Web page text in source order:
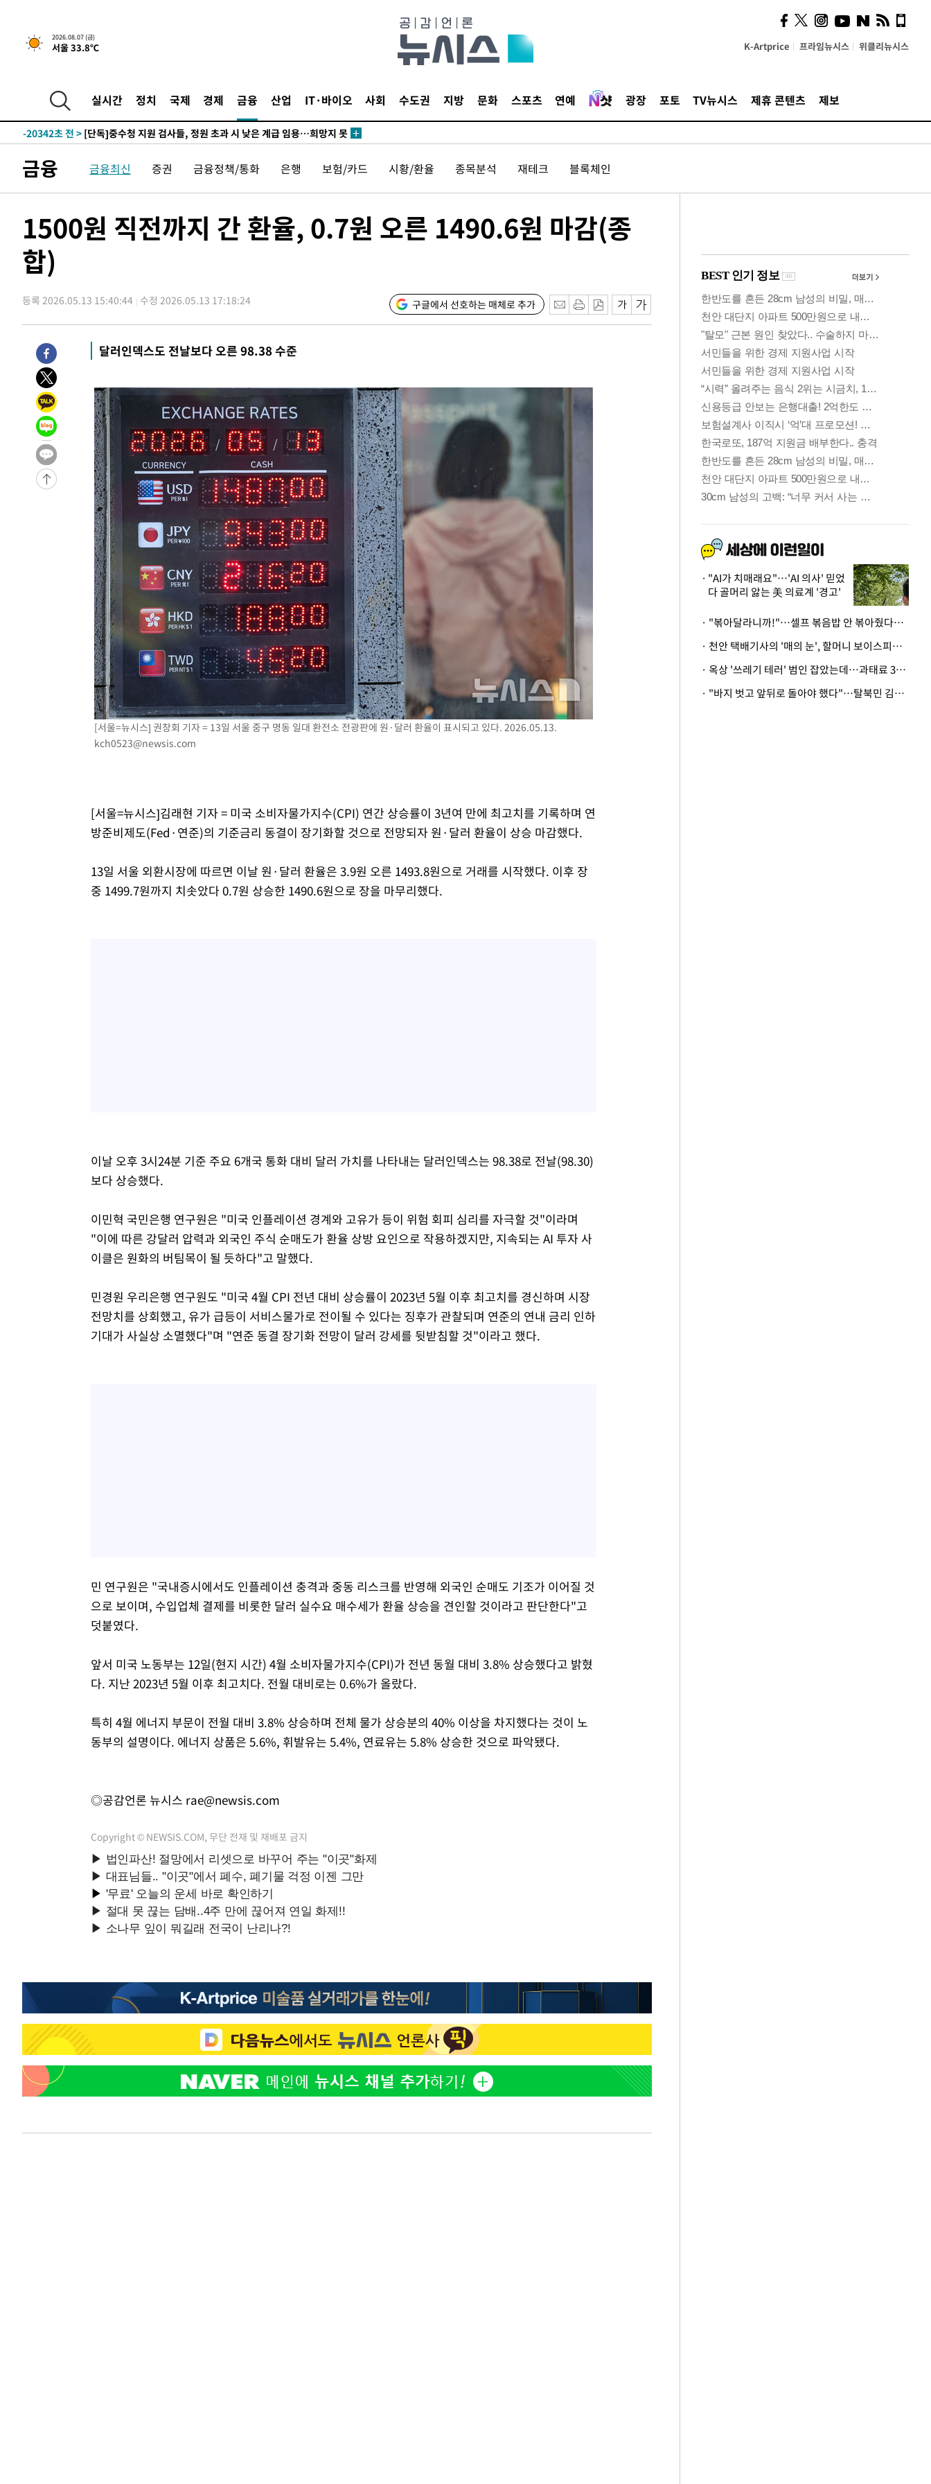
2026.08.07 (금)
서울 33.8℃ K-Artprice 프라임뉴시스 위클리뉴시스
실시간 정치 국제 경제 금융 산업 IT·바이오 사회 수도권 지방 문화 스포츠 연예 광장 포토 TV뉴시스 제휴 콘텐츠 제보
-29762초 전 >[속보]이 대통령 "부동산 공급 기존 사고방식 매달리지 말고 과감히
실천"
-28847초 전 >이란, "오만과 '중앙 단일 루트' 합의…북쪽 인바운드·남쪽 아웃바
-20379초 전 >
[속보]이 대통령, '호우피해' 안동·의성 관할 4개 면 특별재난지역
-20342초 전 >
갈 수도
-18313초 전 > 낮 최고 37도 찜통더위…곳곳 소나기·강원 많은 비[내일날씨]
응"
-13475초 전 > 여자배구 이재영·이다영 자매, 아제르바이잔 투란VC 입단
-12728초 전 >외국인 심판 성 접대 7경기 들여다보니…한국 축구 '5승 2무'
-12415초 전 >[속보]코스피, 6200선 약보합…0.60% 내린 6258.77에 마쳐
-12395초 전 >
-12284초 전 >
-8247초 전 >외신들도 주목한 韓축구 파문…"국민적 공분에 수사 재개"
-8218초 전 >11시간 압수수색에 성접대 파문까지…'쑥대밭' 된 축구협회
-7240초 전 >
[속보]규제합리화위원회 부위원장에 김태유 서울대 공대 교수…이병
태 후임
-3598초 전 >
17분 전 >
[속보] 7월 중국 수출 23.9%↑ 수입 27.5%↑…무역총액 25.3%↑
1시간 전 >
[속보]'채상병 순직 책임' 임성근, 항소심도 징역 3년
-29762초 전 >
[속보]이 대통령 "부동산 공급 기존 사고방식 매달리지 말고 과감히
실천"
-28847초 전 >
이란, "오만과 '중앙 단일 루트' 합의…북쪽 인바운드·남쪽 아웃바
운드는 임시"
-20415초 전 >
"낮 기온 소폭 하락"…수도권 폭염중대경보, 폭염경보로 하향
-20379초 전 >
[속보]이 대통령, '호우피해' 안동·의성 관할 4개 면 특별재난지역
[단독]중수청 지원 검사들, 정원 초과 시 낮은 계급 임용…희망지 못
낮 최고 37도 찜통더위…곳곳 소나기·강원 많은 비[내일날씨]
SK하이닉스, 용인·청주 팹에 54조 투자…"AI 메모리 수요 선제 대
여자배구 이재영·이다영 자매, 아제르바이잔 투란VC 입단
외국인 심판 성 접대 7경기 들여다보니…한국 축구 '5승 2무'
[속보]코스닥, 2.86포인트(0.36%) 내린 798.81마감
[속보]코스피, 6200선 약보합…0.60% 내린 6258.77에 마쳐
[속보]원·달러 환율, 7.7원 내린 1416.1원 마감
[속보] 노원서 40.1도 관측…서울, 2018년 이후 첫 40도
[속보]종합특검, '계엄 수용공간 확보' 신용해 前교정본부장 기소
외신들도 주목한 韓축구 파문…"국민적 공분에 수사 재개"
11시간 압수수색에 성접대 파문까지…'쑥대밭' 된 축구협회
[속보]규제합리화위원회 부위원장에 김태유 서울대 공대 교수…이병
금융 금융최신 증권 금융정책/통화 은행 보험/카드 시황/환율 종목분석 재테크 블록체인
1500원 직전까지 간 환율, 0.7원 오른 1490.6원 마감(종
합)
등록 2026.05.13 15:40:44 수정 2026.05.13 17:18:24 구글에서 선호하는 매체로 추가
달러인덱스도 전날보다 오른 98.38 수준
[서울=뉴시스] 권창회 기자 = 13일 서울 중구 명동 일대 환전소 전광판에 원·달러 환율이 표시되고 있다. 2026.05.13.
kch0523@newsis.com
[서울=뉴시스]김래현 기자 = 미국 소비자물가지수(CPI) 연간 상승률이 3년여 만에 최고치를 기록하며 연
방준비제도(Fed·연준)의 기준금리 동결이 장기화할 것으로 전망되자 원·달러 환율이 상승 마감했다.
13일 서울 외환시장에 따르면 이날 원·달러 환율은 3.9원 오른 1493.8원으로 거래를 시작했다. 이후 장
중 1499.7원까지 치솟았다 0.7원 상승한 1490.6원으로 장을 마무리했다.
이날 오후 3시24분 기준 주요 6개국 통화 대비 달러 가치를 나타내는 달러인덱스는 98.38로 전날(98.30)
보다 상승했다.
이민혁 국민은행 연구원은 "미국 인플레이션 경계와 고유가 등이 위험 회피 심리를 자극할 것"이라며
"이에 따른 강달러 압력과 외국인 주식 순매도가 환율 상방 요인으로 작용하겠지만, 지속되는 AI 투자 사
이클은 원화의 버팀목이 될 듯하다"고 말했다.
민경원 우리은행 연구원도 "미국 4월 CPI 전년 대비 상승률이 2023년 5월 이후 최고치를 경신하며 시장
전망치를 상회했고, 유가 급등이 서비스물가로 전이될 수 있다는 징후가 관찰되며 연준의 연내 금리 인하
기대가 사실상 소멸했다"며 "연준 동결 장기화 전망이 달러 강세를 뒷받침할 것"이라고 했다.
민 연구원은 "국내증시에서도 인플레이션 충격과 중동 리스크를 반영해 외국인 순매도 기조가 이어질 것
으로 보이며, 수입업체 결제를 비롯한 달러 실수요 매수세가 환율 상승을 견인할 것이라고 판단한다"고
덧붙였다.
앞서 미국 노동부는 12일(현지 시간) 4월 소비자물가지수(CPI)가 전년 동월 대비 3.8% 상승했다고 밝혔
다. 지난 2023년 5월 이후 최고치다. 전월 대비로는 0.6%가 올랐다.
특히 4월 에너지 부문이 전월 대비 3.8% 상승하며 전체 물가 상승분의 40% 이상을 차지했다는 것이 노
동부의 설명이다. 에너지 상품은 5.6%, 휘발유는 5.4%, 연료유는 5.8% 상승한 것으로 파악됐다.
◎공감언론 뉴시스 rae@newsis.com
Copyright © NEWSIS.COM, 무단 전재 및 재배포 금지
시, 스마트폰 액세서리에
NFC 더했다
"AI가 치매래요"…'AI 의사' 믿었
다 골머리 앓는 美 의료계 '경고'
· "볶아달라니까!"…셀프 볶음밥 안 볶아줬다고 사장 폭행한 손님
· 천안 택배기사의 '매의 눈', 할머니 보이스피싱 피해 막아
· 옥상 '쓰레기 테러' 범인 잡았는데…과태료 3만원 처분에 숙박업주 허탈
· "바지 벗고 앞뒤로 돌아야 했다"…탈북민 김서아, 기쁨조 검사 수치심 회상